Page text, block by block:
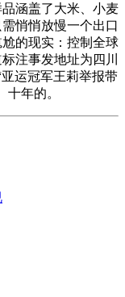
涵盖了大米、小麦
悄悄放慢一个出口
的现实：控制全球
注事发地址为四川
运冠军王莉举报带
年的。